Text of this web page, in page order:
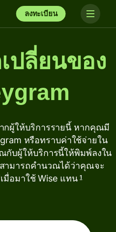
ลงทะเบียน
ปลี่ยนของ
กผู้ให้บริการรายนี้ หากคุณมี
หรือทราบค่าใช้จ่ายใน
กับผู้ให้บริการนี้ให้พิมพ์ลงใน
ามารถคำนวณได้ว่าคุณจะ
มื่อมาใช้ Wise แทน1